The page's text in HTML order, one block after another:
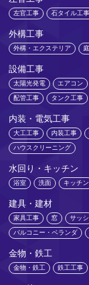
左官工事 石タイル工事
外構工事
外構・エクステリア
設備工事
太陽光発電 エアコン
配管工事 タンク工事
内装・電気工事
大工工事 内装工事
ハウスクリーニング
水回り・キッチン
浴室 洗面 キッチン
建具・建材
家具工事 窓 サッシ
バルコニー・ベランダ
金物・鉄工
金物・鉄工 鉄工工事